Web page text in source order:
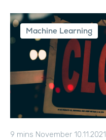
Machine Learning
9 mins November 10.11.2021